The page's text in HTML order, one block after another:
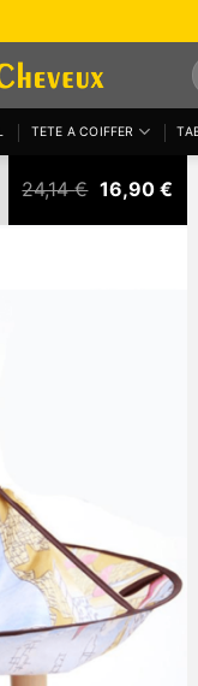
TETE A COIFFER
24,14€ Le
prix
initial
16,90€